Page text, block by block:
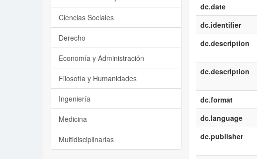
dc.date
dc.identifier
dc.description
dc.description
dc.format
dc.language
dc.publisher
Ciencias Sociales
Derecho
Economía y Administración
Filosofía y Humanidades
Ingeniería
Medicina
Multidisciplinarias